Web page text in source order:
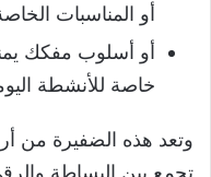
أو المناسبات
أو أسلوب مفكك
خاصة للأنشطة
وتعد هذه الضفيرة من
تجمع بين البساطة